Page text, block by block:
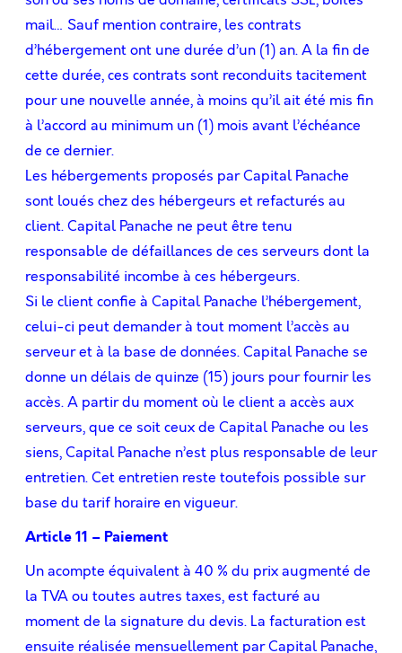
mail… Sauf mention contraire, les contrats
d’hébergement ont une durée d’un (1) an. A la ﬁn de
cette durée, ces contrats sont reconduits tacitement
pour une nouvelle année, à moins qu’il ait été mis ﬁn
à l’accord au minimum un (1) mois avant l’échéance
de ce dernier.
Les hébergements proposés par Capital Panache
sont loués chez des hébergeurs et refacturés au
client. Capital Panache ne peut être tenu
responsable de défaillances de ces serveurs dont la
responsabilité incombe à ces hébergeurs.
Si le client conﬁe à Capital Panache l’hébergement,
celui-ci peut demander à tout moment l’accès au
serveur et à la base de données. Capital Panache se
donne un délais de quinze (15) jours pour fournir les
accès. A partir du moment où le client a accès aux
serveurs, que ce soit ceux de Capital Panache ou les
siens, Capital Panache n’est plus responsable de leur
entretien. Cet entretien reste toutefois possible sur
base du tarif horaire en vigueur.
Article 11 – Paiement
Un acompte équivalent à 40 % du prix augmenté de
la TVA ou toutes autres taxes, est facturé au
moment de la signature du devis. La facturation est
ensuite réalisée mensuellement par Capital Panache,